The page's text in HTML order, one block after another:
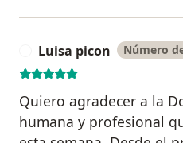
Luisa picon Número
Quiero agradecer a la
humana y profesional